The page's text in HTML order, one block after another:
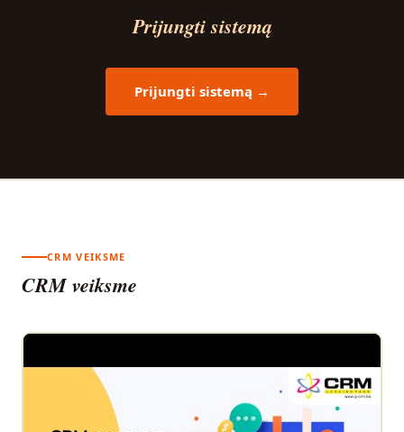
Prijungti sistemą
Prijungti sistemą →
CRM VEIKSME
CRM veiksme